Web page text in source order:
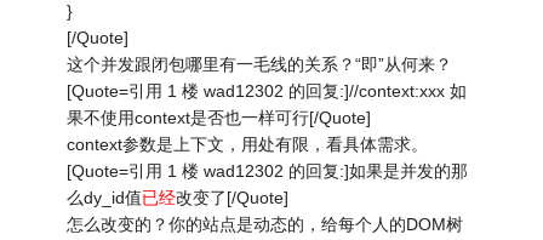
}
[/Quote]
这个并发跟闭包哪里有一毛线的关系？“即”从何来？
[Quote=引用 1 楼 wad12302 的回复:]//context:xxx 如
果不使用context是否也一样可行[/Quote]
context参数是上下文，用处有限，看具体需求。
[Quote=引用 1 楼 wad12302 的回复:]如果是并发的那
么dy_id值已经改变了[/Quote]
怎么改变的？你的站点是动态的，给每个人的DOM树